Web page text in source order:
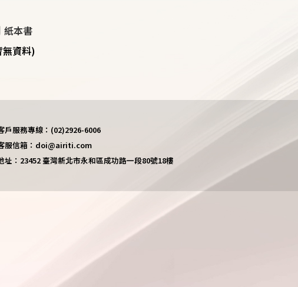
紙本書
無資料)
戶服務專線：(02)2926-6006
服信箱：doi@airiti.com
址：23452 臺灣新北市永和區成功路一段80號18樓